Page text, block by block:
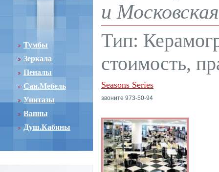
Тумбы
Зеркала
Пеналы
Сан.Мебель
Унитазы
Ванны
Душ.Кабины
и
Тип:
стоимость,
Seasons Series
звоните 973-50-94